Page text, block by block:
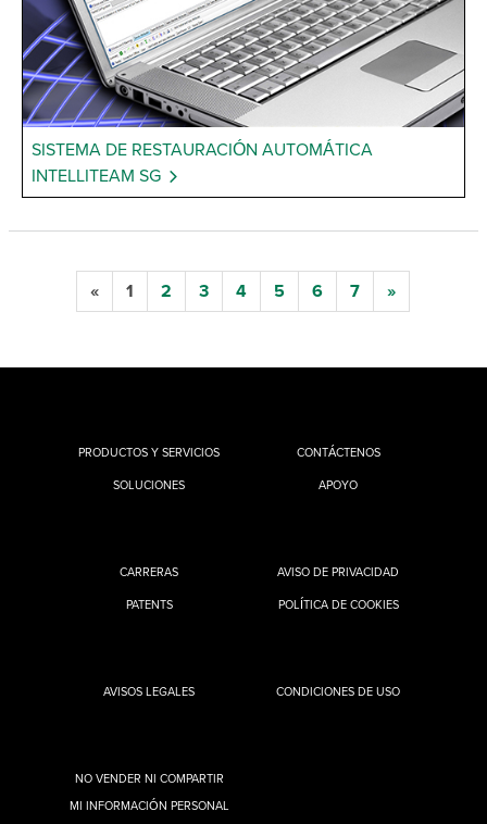
SISTEMA DE RESTAURACIÓN AUTOMÁTICA
INTELLITEAM SG
« 1 2 3 4 5 6 7 »
PRODUCTOS Y SERVICIOS
SOLUCIONES
CONTÁCTENOS
APOYO
CARRERAS
PATENTS
AVISO DE PRIVACIDAD
POLÍTICA DE COOKIES
AVISOS LEGALES CONDICIONES DE USO
NO VENDER NI COMPARTIR
MI INFORMACIÓN PERSONAL